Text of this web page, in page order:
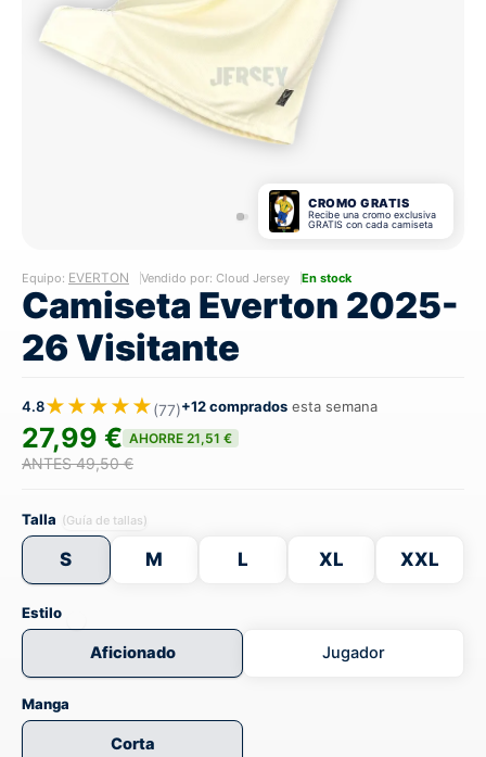
CROMO GRATIS
Recibe una cromo exclusiva
GRATIS con cada camiseta
Equipo: EVERTON Vendido por: Cloud Jersey En stock
Camiseta Everton 2025-
26 Visitante
4.8★★★★★(77)+12 comprados esta semana
27,99 € AHORRE 21,51 €
ANTES 49,50 €
Talla (Guía de tallas)
S M L XL XXL
Estilo
Aficionado Jugador
Manga
Corta